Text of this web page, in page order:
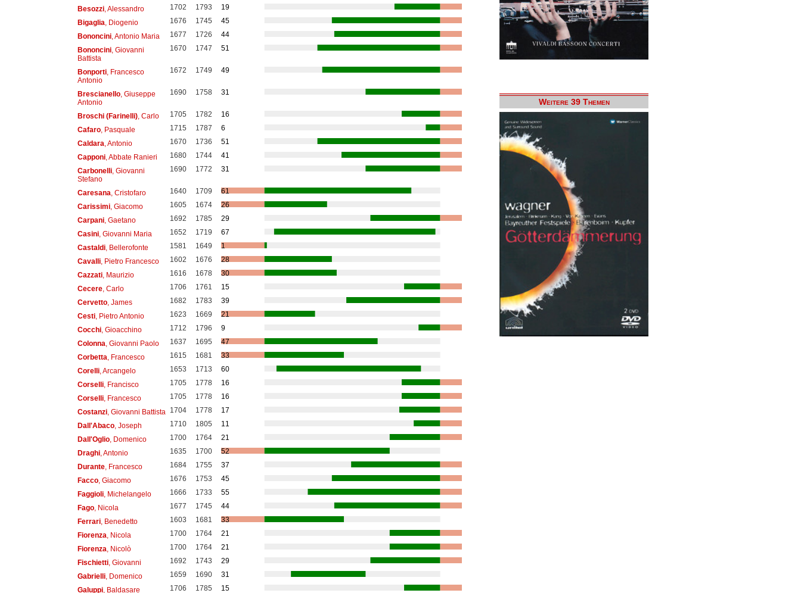
Besozzi, Alessandro 1702 1793
19
Bigaglia , Diogenio 1676 1745
45
Bononcini, Antonio Maria 1677 1726
44
Bononcini, Giovanni
Battista
1670 1747 51
Bonporti, Francesco
Antonio
1672 1749 49
Brescianello, Giuseppe
Antonio
1690 1758 31
Broschi (Farinelli), Carlo 1705 1782
16
Cafaro, Pasquale 1715 1787
6
Caldara , Antonio 1670 1736
51
Capponi, Abbate Ranieri 1680 1744
41
Carbonelli, Giovanni
Stefano
1690 1772 31
Caresana , Cristofaro 1640 1709
61
Carissimi, Giacomo 1605 1674
26
Carpani, Gaetano 1692 1785
29
Casini, Giovanni Maria 1652 1719
67
Castaldi, Bellerofonte 1581 1649
1
Cavalli, Pietro Francesco 1602 1676
28
Cazzati, Maurizio 1616 1678
30
Cecere, Carlo 1706 1761
15
Cervetto, James 1682 1783
39
Cesti, Pietro Antonio 1623 1669
21
Cocchi, Gioacchino 1712 1796
9
Colonna , Giovanni Paolo 1637 1695
47
Corbetta , Francesco 1615 1681
33
Corelli, Arcangelo 1653 1713
60
Corselli, Francisco 1705 1778
16
Corselli, Francesco 1705 1778
16
Costanzi, Giovanni Battista 1704 1778
17
Dall'Abaco, Joseph 1710 1805
11
Dall'Oglio, Domenico 1700 1764
21
Draghi, Antonio 1635 1700
52
Durante, Francesco 1684 1755
37
Facco, Giacomo 1676 1753
45
Faggioli, Michelangelo 1666 1733
55
Fago, Nicola 1677 1745
44
Ferrari, Benedetto 1603 1681
33
Fiorenza , Nicola 1700 1764
21
Fiorenza , Nicolò 1700 1764
21
Fischietti, Giovanni 1692 1743
29
Gabrielli, Domenico 1659 1690
31
Galuppi, Baldasare 1706 1785
15
Weitere 39 Themen